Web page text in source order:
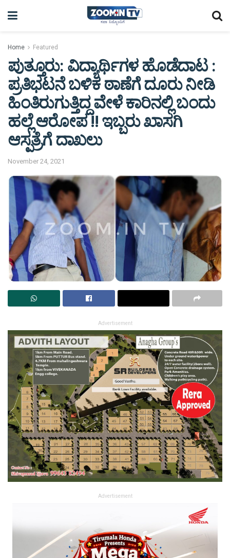
Home Featured
ಪುತ್ತೂರು: ವಿದ್ಯಾರ್ಥಿಗಳ ಹೊಡೆದಾಟ :
ಪ್ರತಿಭಟನೆ ಬಳಿಕ ಠಾಣೆಗೆ ದೂರು ನೀಡಿ
ಹಿಂತಿರುಗುತ್ತಿದ್ದ ವೇಳೆ ಕಾರಿನಲ್ಲಿ ಬಂದು
ಹಲ್ಲೆ ಆರೋಪ !! ಇಬ್ಬರು ಖಾಸಗಿ
ಆಸ್ಪತ್ರೆಗೆ ದಾಖಲು
November 24, 2021
Advertisement
Advertisement